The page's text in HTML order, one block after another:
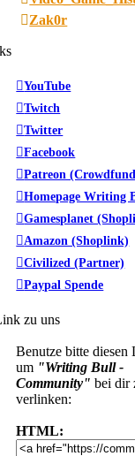
Zak0r
YouTube
Twitch
Twitter
Facebook
Patreon
Homepage Writing
Gamesplanet
Amazon (Shoplink)
Civilized (Partner)
Paypal Spende
zu uns
Benutze bitte diesen
um "Writing Bull -
Community" bei dir
verlinken:
HTML: